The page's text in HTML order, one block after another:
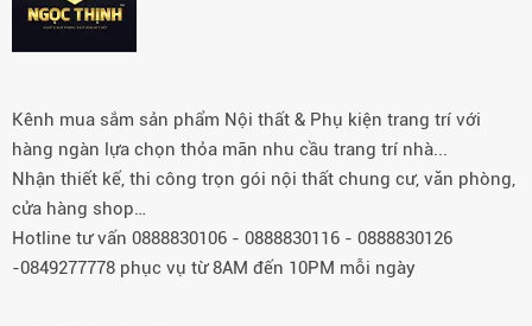
Kênh mua sắm sản phẩm Nội thất & Phụ kiện trang trí với
hàng ngàn lựa chọn thỏa mãn nhu cầu trang trí nhà...
Nhận thiết kế, thi công trọn gói nội thất chung cư, văn phòng,
cửa hàng shop…
Hotline tư vấn 0888830106 - 0888830116 - 0888830126
-0849277778 phục vụ từ 8AM đến 10PM mỗi ngày